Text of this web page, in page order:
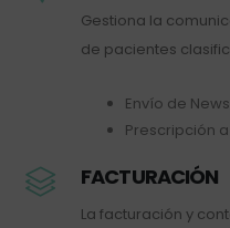
Gestiona la
de pacientes
Envío de
Prescripción
FACTURACIÓN
La facturación y